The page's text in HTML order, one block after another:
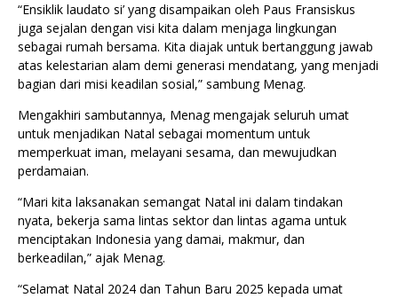
“Ensiklik laudato si’ yang disampaikan oleh Paus Fransiskus
juga sejalan dengan visi kita dalam menjaga lingkungan
sebagai rumah bersama. Kita diajak untuk bertanggung jawab
atas kelestarian alam demi generasi mendatang, yang menjadi
bagian dari misi keadilan sosial,” sambung Menag.
Mengakhiri sambutannya, Menag mengajak seluruh umat
untuk menjadikan Natal sebagai momentum untuk
memperkuat iman, melayani sesama, dan mewujudkan
perdamaian.
“Mari kita laksanakan semangat Natal ini dalam tindakan
nyata, bekerja sama lintas sektor dan lintas agama untuk
menciptakan Indonesia yang damai, makmur, dan
berkeadilan,” ajak Menag.
“Selamat Natal 2024 dan Tahun Baru 2025 kepada umat